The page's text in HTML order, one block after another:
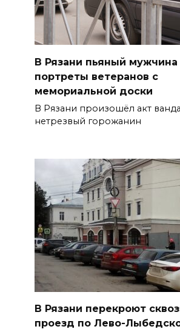
В Рязани пьяный мужчина
портреты ветеранов с
мемориальной доски
В Рязани произошёл акт
нетрезвый горожанин
В Рязани перекроют
проезд по Лево-